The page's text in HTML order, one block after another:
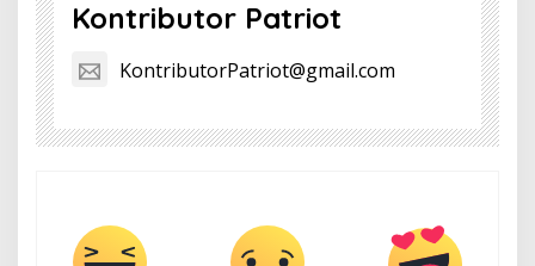
Kontributor Patriot
KontributorPatriot@gmail.com